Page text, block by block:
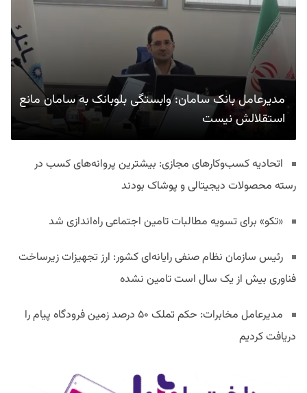
مدیرعامل بانک سامان: وابستگی بلوبانک به سامان مانع
استقلالش نیست
اتحادیه کسب‌وکارهای مجازی: بیشترین پروانه‌های کسب در
رسته محصولات دیجیتالی و پوشاک بودند
«تکو» برای تسویه مطالبات تامین اجتماعی راه‌اندازی شد
رئیس سازمان نظام صنفی رایانه‌ای کشور: ارز تجهیزات زیرساخت
فناوری بیش از یک سال است تامین نشده
مدیرعامل مخابرات: حکم تملک ۵۰ درصد زمین فرودگاه پیام را
دریافت کردیم